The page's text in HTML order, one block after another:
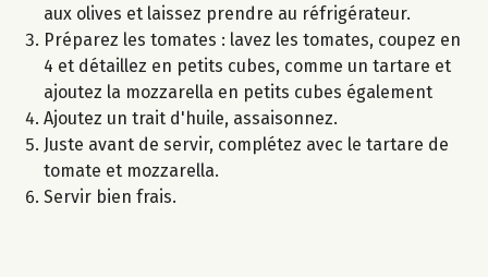
aux olives et laissez prendre au réfrigérateur.
Préparez les tomates : lavez les tomates, coupez en
4 et détaillez en petits cubes, comme un tartare et
ajoutez la mozzarella en petits cubes également
Ajoutez un trait d'huile, assaisonnez.
Juste avant de servir, complétez avec le tartare de
tomate et mozzarella.
Servir bien frais.